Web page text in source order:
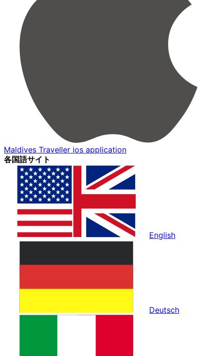
Maldives Traveller ios application
各国語サイト
English
Deutsch